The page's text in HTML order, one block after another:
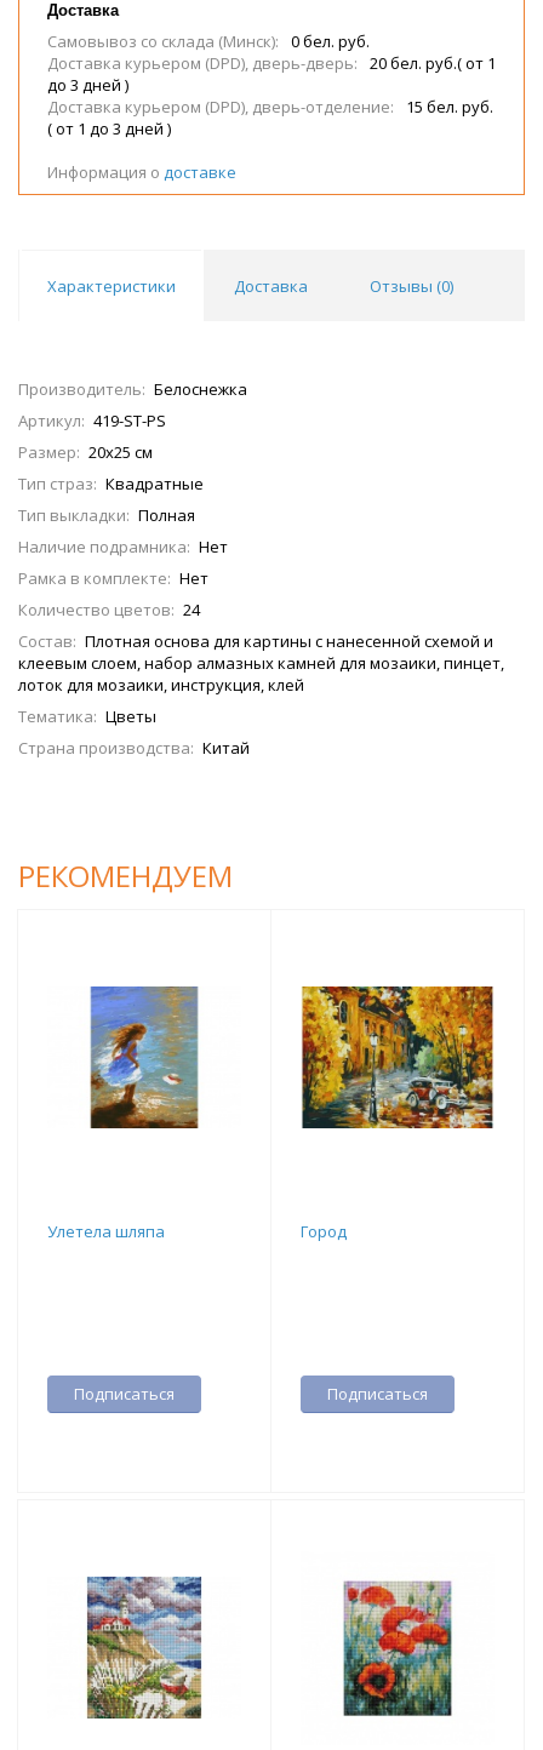
Доставка
Самовывоз со склада (Минск):
0 бел. руб.
Доставка курьером (DPD), дверь-дверь:
20 бел. руб.( от 1
до 3 дней )
Доставка курьером (DPD), дверь-отделение:
15 бел. руб.
( от 1 до 3 дней )
Информация о доставке
Характеристики Доставка Отзывы (0)
Производитель: Белоснежка
Артикул: 419-ST-PS
Размер: 20х25 см
Тип страз: Квадратные
Тип выкладки: Полная
Наличие подрамника: Нет
Рамка в комплекте: Нет
Количество цветов: 24
Состав: Плотная основа для картины с нанесенной схемой и
клеевым слоем, набор алмазных камней для мозаики, пинцет,
лоток для мозаики, инструкция, клей
Тематика: Цветы
Страна производства: Китай
РЕКОМЕНДУЕМ
Улетела шляпа
Подписаться
Город
Подписаться